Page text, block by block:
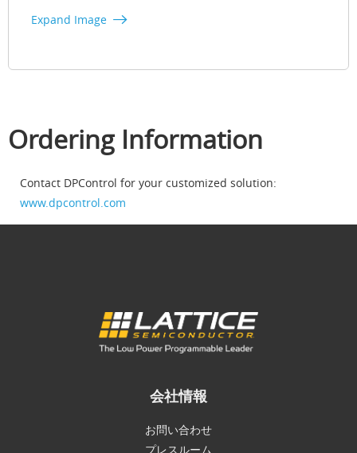
Expand Image
Ordering Information
Contact DPControl for your customized solution:
www.dpcontrol.com
会社情報
お問い合わせ
プレスルーム